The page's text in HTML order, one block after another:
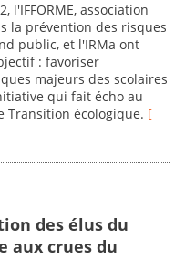
l'IFFORME, association
la prévention des risques
public, et l'IRMa ont
: favoriser
majeurs des scolaires
qui fait écho au
Transition écologique. [
des élus du
aux crues du